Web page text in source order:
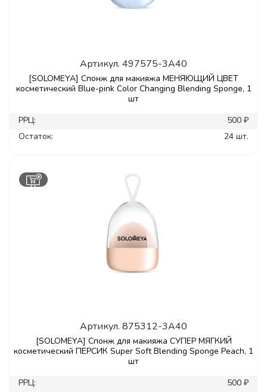
Артикул. 497575-3A40
[SOLOMEYA] Спонж для макияжа МЕНЯЮЩИЙ ЦВЕТ
косметический Blue-pink Color Changing Blending Sponge, 1
шт
РРЦ:
500 ₽
Остаток:
24 шт.
Артикул. 875312-3A40
[SOLOMEYA] Спонж для макияжа СУПЕР МЯГКИЙ
косметический ПЕРСИК Super Soft Blending Sponge Peach, 1
шт
РРЦ:
500 ₽